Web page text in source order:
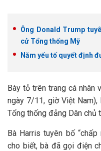
Ông Donald Trump
cử Tổng thống Mỹ
Năm yếu tố quyết định
Bày tỏ trên trang cá nhân
ngày 7/11, giờ Việt
Tổng thống đảng Dân chủ
Bà Harris tuyên bố
cho biết, bà đã gọi điện